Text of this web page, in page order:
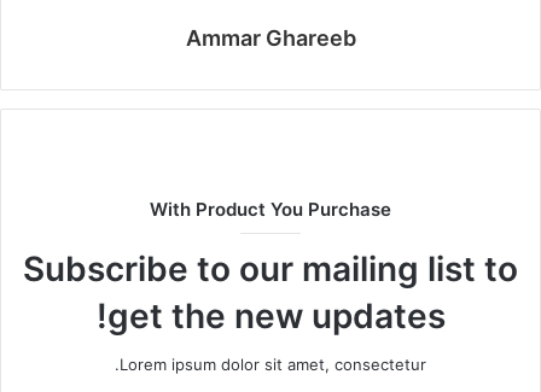
Ammar Ghareeb
With Product You Purchase
Subscribe to our mailing list to
get the new updates!
Lorem ipsum dolor sit amet, consectetur.